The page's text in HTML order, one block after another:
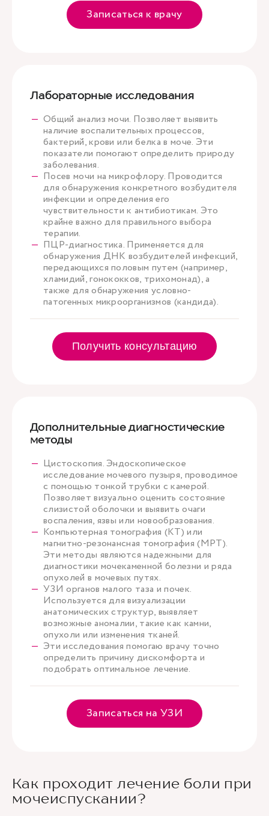
Записаться к врачу
Лабораторные исследования
Общий анализ мочи. Позволяет выявить
наличие воспалительных процессов,
бактерий, крови или белка в моче. Эти
показатели помогают определить природу
заболевания.
Посев мочи на микрофлору. Проводится
для обнаружения конкретного возбудителя
инфекции и определения его
чувствительности к антибиотикам. Это
крайне важно для правильного выбора
терапии.
ПЦР-диагностика. Применяется для
обнаружения ДНК возбудителей инфекций,
передающихся половым путем (например,
хламидий, гонококков, трихомонад), а
также для обнаружения условно-
патогенных микроорганизмов (кандида).
Получить консультацию
Дополнительные диагностические
методы
Цистоскопия. Эндоскопическое
исследование мочевого пузыря, проводимое
с помощью тонкой трубки с камерой.
Позволяет визуально оценить состояние
слизистой оболочки и выявить очаги
воспаления, язвы или новообразования.
Компьютерная томография (КТ) или
магнитно-резонансная томография (МРТ).
Эти методы являются надежными для
диагностики мочекаменной болезни и ряда
опухолей в мочевых путях.
УЗИ органов малого таза и почек.
Используется для визуализации
анатомических структур, выявляет
возможные аномалии, такие как камни,
опухоли или изменения тканей.
Эти исследования помогаю врачу точно
определить причину дискомфорта и
подобрать оптимальное лечение.
Записаться на УЗИ
Как проходит лечение боли при
мочеиспускании?